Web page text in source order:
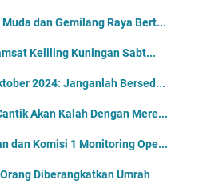
dan Gemilang Raya Bert...
Keliling Kuningan Sabt...
2024: Janganlah Bersed...
Akan Kalah Dengan Mere...
dan Komisi 1 Monitoring Ope...
Diberangkatkan Umrah